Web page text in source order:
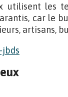
utilisent les
car le
artisans,